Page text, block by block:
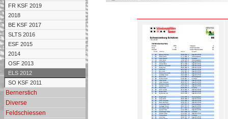
FR KSF 2019
2018
BE KSF 2017
SLTS 2016
ESF 2015
2014
OSF 2013
ELS 2012
SO KSF 2011
Bernerstich
Diverse
Feldschiessen